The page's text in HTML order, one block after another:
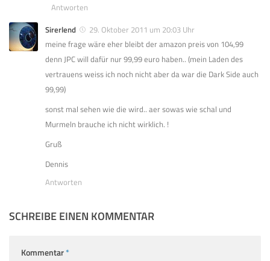
Antworten
Sirerlend
29. Oktober 2011 um 20:03 Uhr
meine frage wäre eher bleibt der amazon preis von 104,99
denn JPC will dafür nur 99,99 euro haben.. (mein Laden des
vertrauens weiss ich noch nicht aber da war die Dark Side auch
99,99)
sonst mal sehen wie die wird.. aer sowas wie schal und
Murmeln brauche ich nicht wirklich. !
Gruß
Dennis
Antworten
SCHREIBE EINEN KOMMENTAR
Kommentar*